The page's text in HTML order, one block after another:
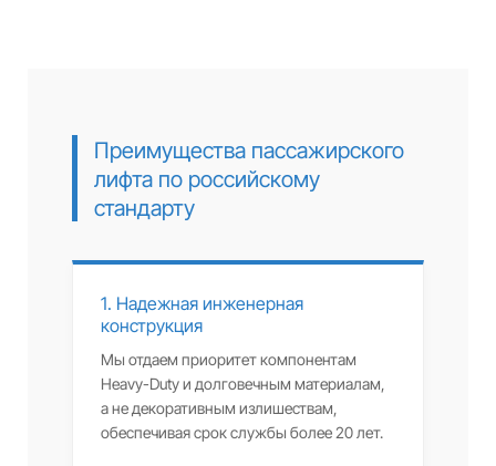
Преимущества пассажирского
лифта по российскому
стандарту
1. Надежная инженерная
конструкция
Мы отдаем приоритет компонентам
Heavy-Duty и долговечным материалам,
а не декоративным излишествам,
обеспечивая срок службы более 20 лет.